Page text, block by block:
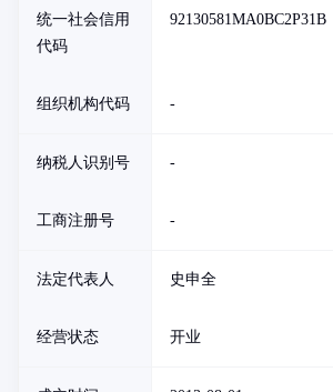
统一社会信用
代码
92130581MA0BC2P31B
组织机构代码 -
纳税人识别号 -
工商注册号 -
法定代表人 史申全
经营状态 开业